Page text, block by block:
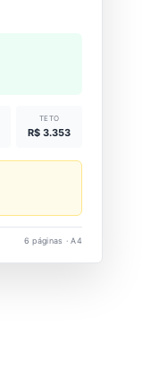
TETO
R$ 3.353
6 páginas · A4